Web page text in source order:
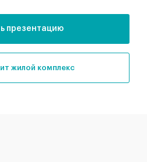
презентацию
жилой комплекс